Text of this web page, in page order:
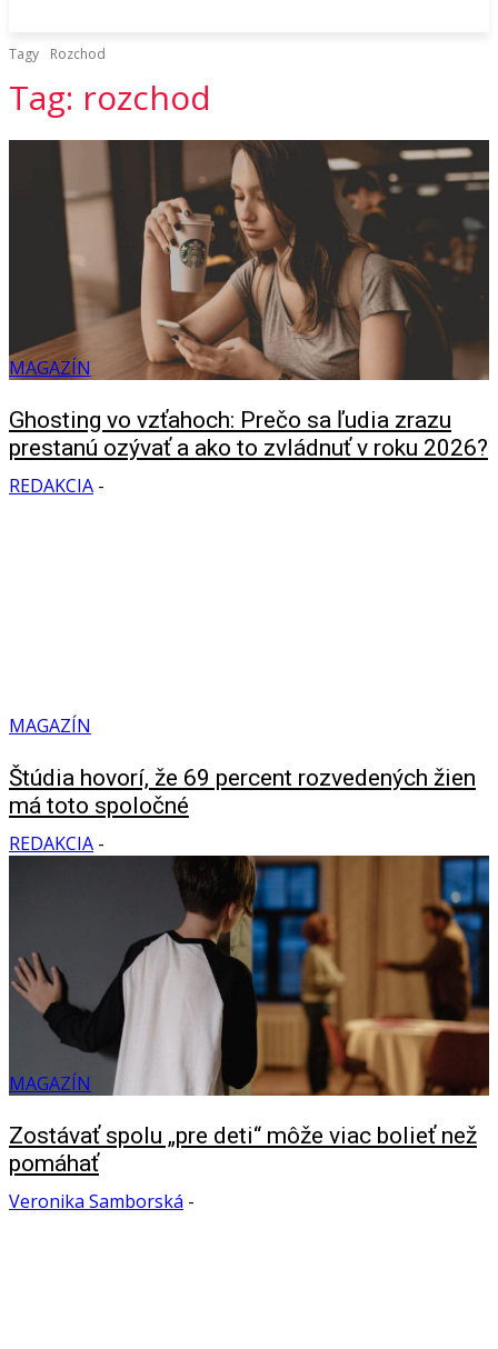
Tagy Rozchod
Tag: rozchod
MAGAZÍN
Ghosting vo vzťahoch: Prečo sa ľudia zrazu
prestanú ozývať a ako to zvládnuť v roku 2026?
REDAKCIA -
MAGAZÍN
Štúdia hovorí, že 69 percent rozvedených žien
má toto spoločné
REDAKCIA -
MAGAZÍN
Zostávať spolu „pre deti“ môže viac bolieť než
pomáhať
Veronika Samborská -